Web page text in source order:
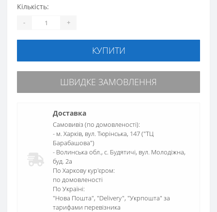
Кількість:
- +
КУПИТИ
ШВИДКЕ ЗАМОВЛЕННЯ
Доставка
Самовивіз (по домовленості):
- м. Харків, вул. Тюрінська, 147 ("ТЦ
Барабашова")
- Волинська обл., c. Будятичі, вул. Молодіжна,
буд. 2а
По Харкову кур'єром:
по домовленості
По Україні:
"Нова Пошта", "Delivery", "Укрпошта" за
тарифами перевізника